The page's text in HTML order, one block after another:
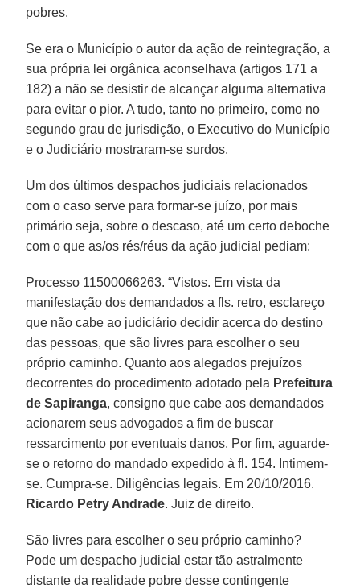
pobres.
Se era o Município o autor da ação de reintegração, a
sua própria lei orgânica aconselhava (artigos 171 a
182) a não se desistir de alcançar alguma alternativa
para evitar o pior. A tudo, tanto no primeiro, como no
segundo grau de jurisdição, o Executivo do Município
e o Judiciário mostraram-se surdos.
Um dos últimos despachos judiciais relacionados
com o caso serve para formar-se juízo, por mais
primário seja, sobre o descaso, até um certo deboche
com o que as/os rés/réus da ação judicial pediam:
Processo 11500066263. “Vistos. Em vista da
manifestação dos demandados a fls. retro, esclareço
que não cabe ao judiciário decidir acerca do destino
das pessoas, que são livres para escolher o seu
próprio caminho. Quanto aos alegados prejuízos
decorrentes do procedimento adotado pela Prefeitura
de Sapiranga, consigno que cabe aos demandados
acionarem seus advogados a fim de buscar
ressarcimento por eventuais danos. Por fim, aguarde-
se o retorno do mandado expedido à fl. 154. Intimem-
se. Cumpra-se. Diligências legais. Em 20/10/2016.
Ricardo Petry Andrade. Juiz de direito.
São livres para escolher o seu próprio caminho?
Pode um despacho judicial estar tão astralmente
distante da realidade pobre desse contingente